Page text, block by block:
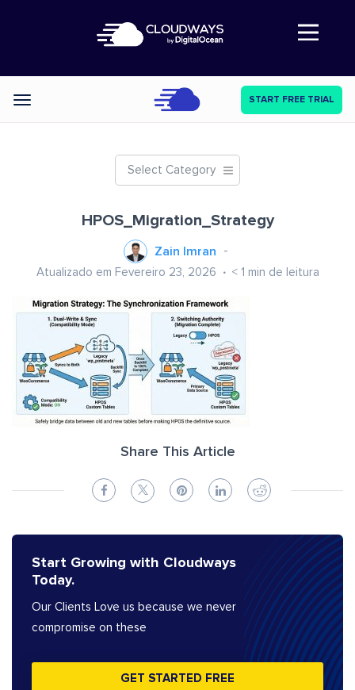
Abre a navegação
Categories START FREE TRIAL
Select Category
HPOS_Migration_Strategy
Zain Imran
Atualizado em Fevereiro 23, 2026 < 1 min de leitura
Share This Article
Start Growing with Cloudways
Today.
Our Clients Love us because we never
compromise on these
GET STARTED FREE